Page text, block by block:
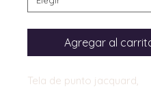
Agregar al
Tela de punto jacquard,